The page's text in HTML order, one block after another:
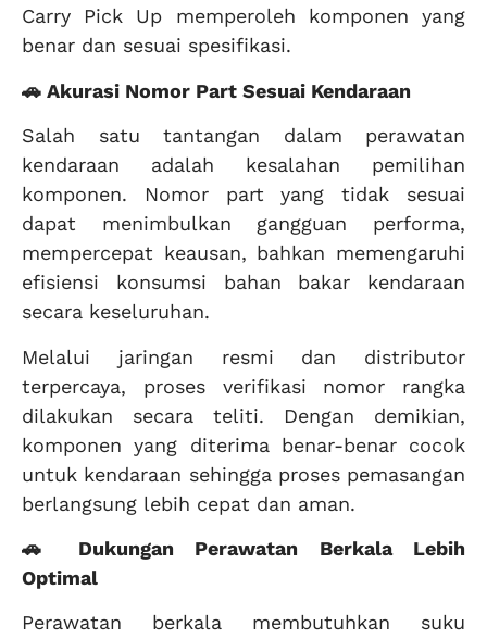
Carry Pick Up memperoleh komponen yang
benar dan sesuai spesifikasi.
🚗 Akurasi Nomor Part Sesuai Kendaraan
Salah satu tantangan dalam perawatan
kendaraan adalah kesalahan pemilihan
komponen. Nomor part yang tidak sesuai
dapat menimbulkan gangguan performa,
mempercepat keausan, bahkan memengaruhi
efisiensi konsumsi bahan bakar kendaraan
secara keseluruhan.
Melalui jaringan resmi dan distributor
terpercaya, proses verifikasi nomor rangka
dilakukan secara teliti. Dengan demikian,
komponen yang diterima benar-benar cocok
untuk kendaraan sehingga proses pemasangan
berlangsung lebih cepat dan aman.
🚗 Dukungan Perawatan Berkala Lebih
Optimal
Perawatan berkala membutuhkan suku